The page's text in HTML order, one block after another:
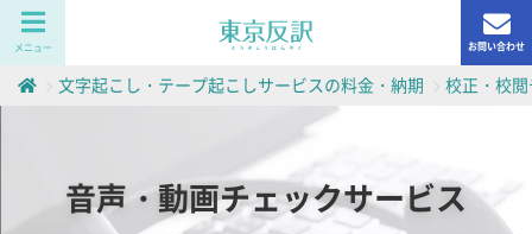
メニュー お問い合わせ
文字起こし・テープ起こしサービスの料金・納期 校正・校
音声・動画チェックサービス